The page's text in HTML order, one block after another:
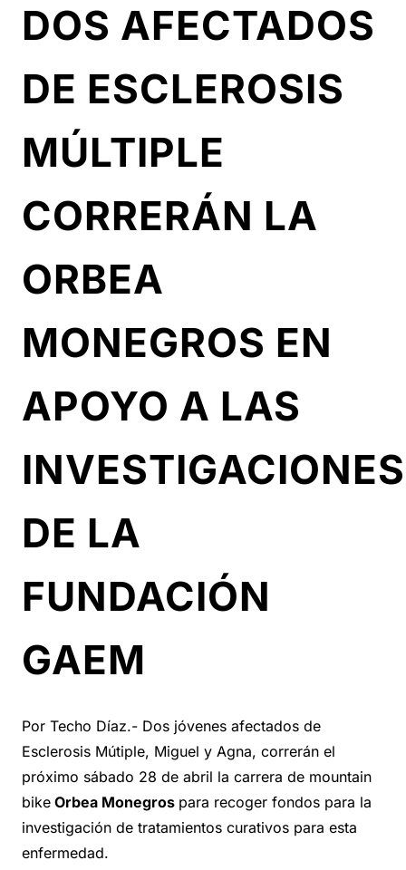
DOS AFECTADOS
DE ESCLEROSIS
MÚLTIPLE
CORRERÁN LA
ORBEA
MONEGROS EN
APOYO A LAS
INVESTIGACIONES
DE LA
FUNDACIÓN
GAEM
Por Techo Díaz.- Dos jóvenes afectados de
Esclerosis Mútiple, Miguel y Agna, correrán el
próximo sábado 28 de abril la carrera de mountain
bike Orbea Monegros para recoger fondos para la
investigación de tratamientos curativos para esta
enfermedad.